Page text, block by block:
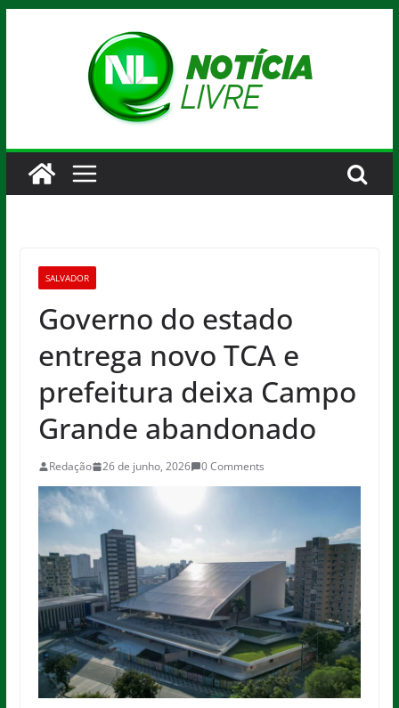
SALVADOR
Governo do estado
entrega novo TCA e
prefeitura deixa Campo
Grande abandonado
Redação 26 de junho, 2026 0 Comments